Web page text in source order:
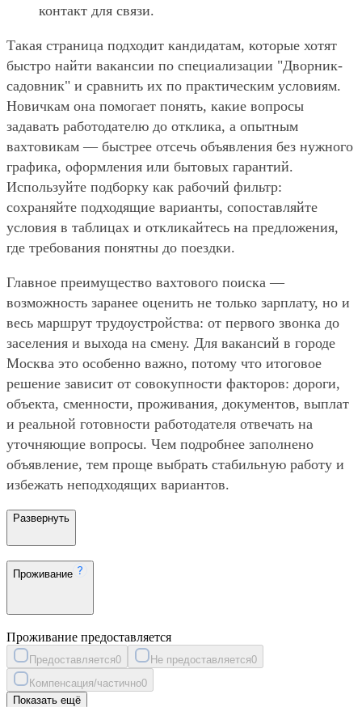
контакт для связи.
Такая страница подходит кандидатам, которые хотят
быстро найти вакансии по специализации "Дворник-
садовник" и сравнить их по практическим условиям.
Новичкам она помогает понять, какие вопросы
задавать работодателю до отклика, а опытным
вахтовикам — быстрее отсечь объявления без нужного
графика, оформления или бытовых гарантий.
Используйте подборку как рабочий фильтр:
сохраняйте подходящие варианты, сопоставляйте
условия в таблицах и откликайтесь на предложения,
где требования понятны до поездки.
Главное преимущество вахтового поиска —
возможность заранее оценить не только зарплату, но и
весь маршрут трудоустройства: от первого звонка до
заселения и выхода на смену. Для вакансий в городе
Москва это особенно важно, потому что итоговое
решение зависит от совокупности факторов: дороги,
объекта, сменности, проживания, документов, выплат
и реальной готовности работодателя отвечать на
уточняющие вопросы. Чем подробнее заполнено
объявление, тем проще выбрать стабильную работу и
избежать неподходящих вариантов.
Развернуть
Проживание
Проживание предоставляется
Предоставляется0 Не предоставляется0
Компенсация/частично0
Показать ещё